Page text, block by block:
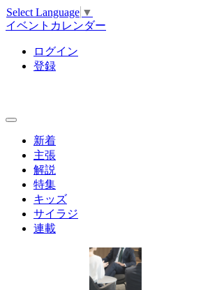
Select Language ▼
イベントカレンダー
ログイン
登録
新着
主張
解説
特集
キッズ
サイラジ
連載